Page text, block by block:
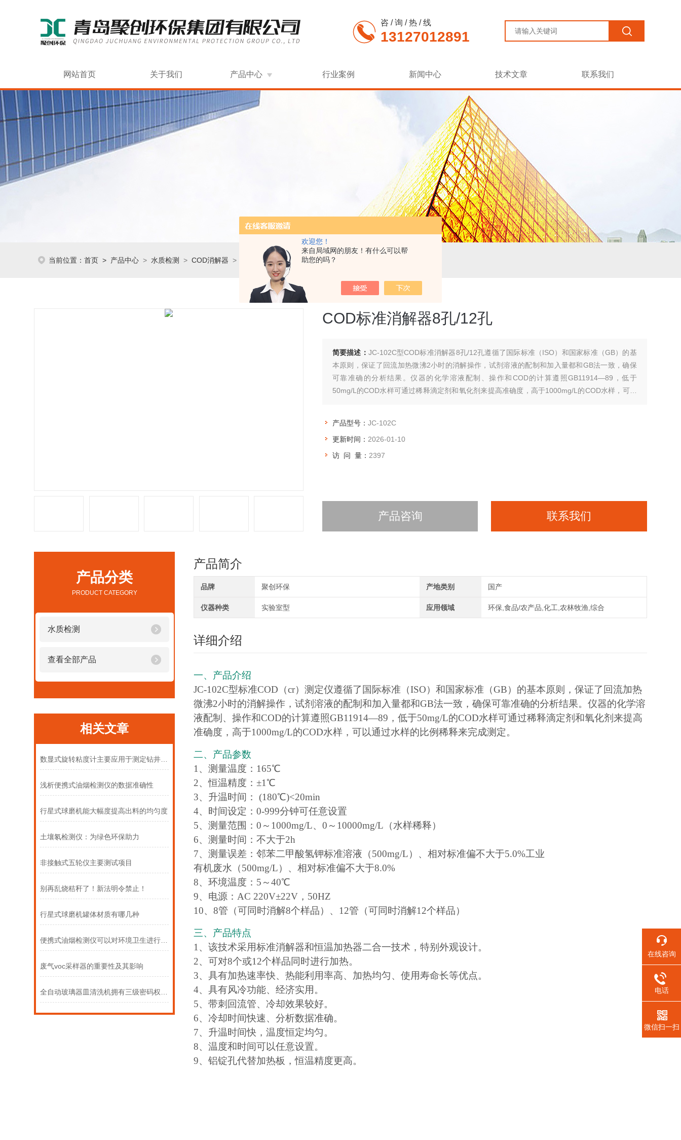
欢迎您！
来自局域网的朋友！有什么可以帮
助您的吗？
咨 / 询 / 热 / 线
13127012891
网站首页 关于我们 产品中心 行业案例 新闻中心 技术文章 联系我们
当前位置： 首页 > 产品中心 > 水质检测 > COD消解器 > JC-102CCOD标准消解器8孔/12孔
COD标准消解器8孔/12孔
简要描述： JC-102C型COD标准消解器8孔/12孔遵循了国际标准（ISO）和国家标准（GB）的基
本原则，保证了回流加热微沸2小时的消解操作，试剂溶液的配制和加入量都和GB法一致，确保
可靠准确的分析结果。仪器的化学溶液配制、操作和COD的计算遵照GB11914—89，低于
50mg/L的COD水样可通过稀释滴定剂和氧化剂来提高准确度，高于1000mg/L的COD水样，可以
产品型号： JC-102C
更新时间： 2026-01-10
访 问 量： 2397
产品咨询 联系我们
产品分类
PRODUCT CATEGORY
水质检测
查看全部产品
相关文章
浅析便携式油烟检测仪的数据准确性
行星式球磨机能大幅度提高出料的均匀度
土壤氡检测仪：为绿色环保助力
非接触式五轮仪主要测试项目
别再乱烧秸秆了！新法明令禁止！
行星式球磨机罐体材质有哪几种
废气voc采样器的重要性及其影响
产品简介
品牌 聚创环保 产地类别 国产
仪器种类 实验室型 应用领域 环保,食品/农产品,化工,农林牧渔,综合
详细介绍
一、产品介绍
JC-102C型标准COD（cr）测定仪遵循了国际标准（ISO）和国家标准（GB）的基本原则，保证了回流加热
微沸2小时的消解操作，试剂溶液的配制和加入量都和GB法一致，确保可靠准确的分析结果。仪器的化学溶
液配制、操作和COD的计算遵照GB11914—89，低于50mg/L的COD水样可通过稀释滴定剂和氧化剂来提高
准确度，高于1000mg/L的COD水样，可以通过水样的比例稀释来完成测定。
二、产品参数
1、测量温度：165℃
2、恒温精度：±1℃
3、升温时间： (180℃)<20min
4、时间设定：0-999分钟可任意设置
5、测量范围：0～1000mg/L、0～10000mg/L（水样稀释）
6、测量时间：不大于2h
7、测量误差：邻苯二甲酸氢钾标准溶液（500mg/L）、相对标准偏不大于5.0%工业
有机废水（500mg/L）、相对标准偏不大于8.0%
8、环境温度：5～40℃
9、电源：AC 220V±22V，50HZ
10、8管（可同时消解8个样品）、12管（可同时消解12个样品）
三、产品特点
1、该技术采用标准消解器和恒温加热器二合一技术，特别外观设计。
2、可对8个或12个样品同时进行加热。
3、具有加热速率快、热能利用率高、加热均匀、使用寿命长等优点。
4、具有风冷功能、经济实用。
5、带刺回流管、冷却效果较好。
6、冷却时间快速、分析数据准确。
7、升温时间快，温度恒定均匀。
8、温度和时间可以任意设置。
9、铝锭孔代替加热板，恒温精度更高。
在线咨询
电话
微信扫一扫